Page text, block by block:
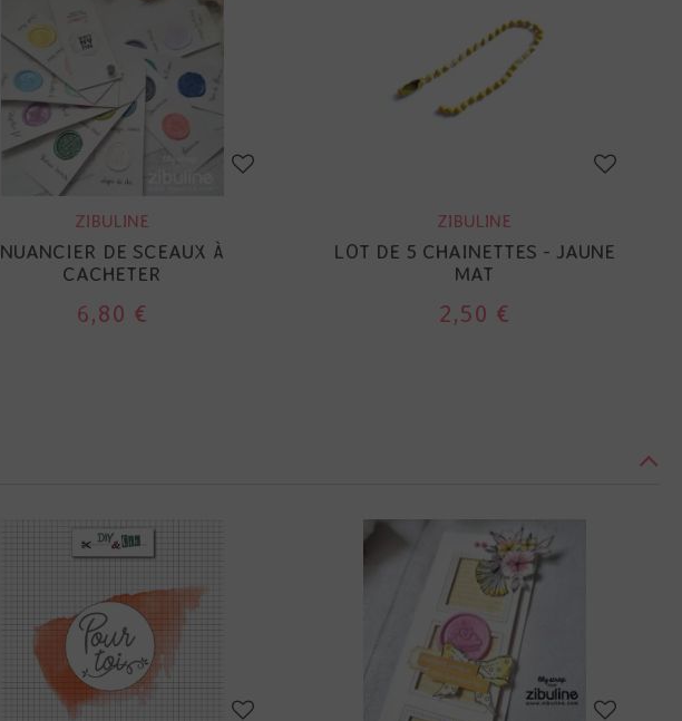
ZIBULINE
NUANCIER DE SCEAUX À
CACHETER
6,80 €
ZIBULINE
LOT DE 5 CHAINETTES - JAUNE
MAT
2,50 €